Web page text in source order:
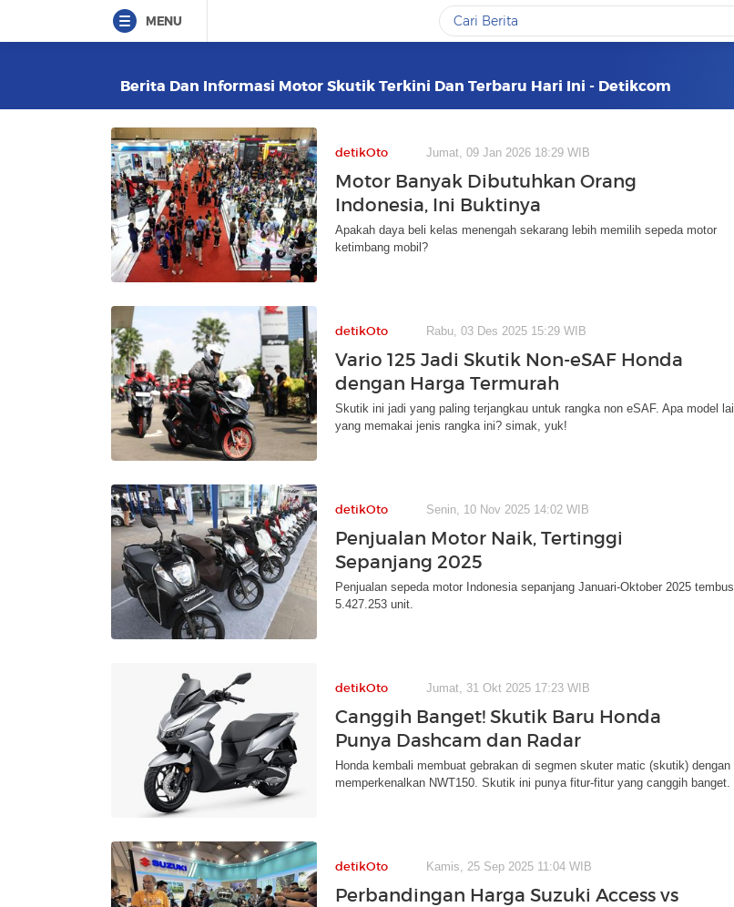
MENU
Berita Dan Informasi Motor Skutik Terkini Dan Terbaru Hari Ini - Detikcom
detikOto Jumat, 09 Jan 2026 18:29 WIB
Motor Banyak Dibutuhkan Orang
Indonesia, Ini Buktinya
Apakah daya beli kelas menengah sekarang lebih memilih sepeda motor
ketimbang mobil?
detikOto Rabu, 03 Des 2025 15:29 WIB
Vario 125 Jadi Skutik Non-eSAF Honda
dengan Harga Termurah
Skutik ini jadi yang paling terjangkau untuk rangka non eSAF. Apa model
yang memakai jenis rangka ini? simak, yuk!
detikOto Senin, 10 Nov 2025 14:02 WIB
Penjualan Motor Naik, Tertinggi
Sepanjang 2025
Penjualan sepeda motor Indonesia sepanjang Januari-Oktober 2025 tembus
5.427.253 unit.
detikOto Jumat, 31 Okt 2025 17:23 WIB
Canggih Banget! Skutik Baru Honda
Punya Dashcam dan Radar
Honda kembali membuat gebrakan di segmen skuter matic (skutik) dengan
memperkenalkan NWT150. Skutik ini punya fitur-fitur yang canggih banget.
detikOto Kamis, 25 Sep 2025 11:04 WIB
Perbandingan Harga Suzuki Access vs